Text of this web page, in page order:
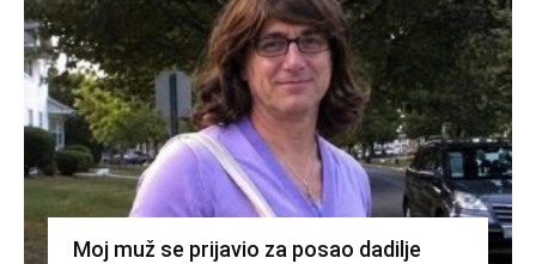
Moj muž se prijavio za posao dadilje